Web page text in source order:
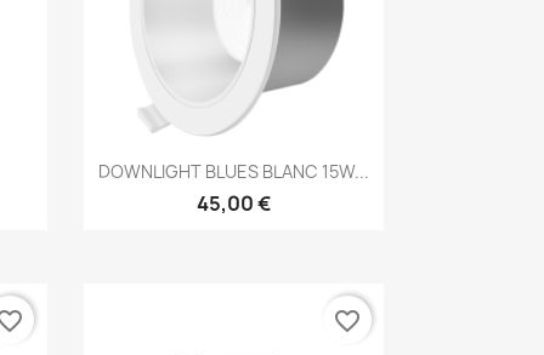
Aperçu rapide
DOWNLIGHT BLUES BLANC 15W...
45,00 €
favorite_border